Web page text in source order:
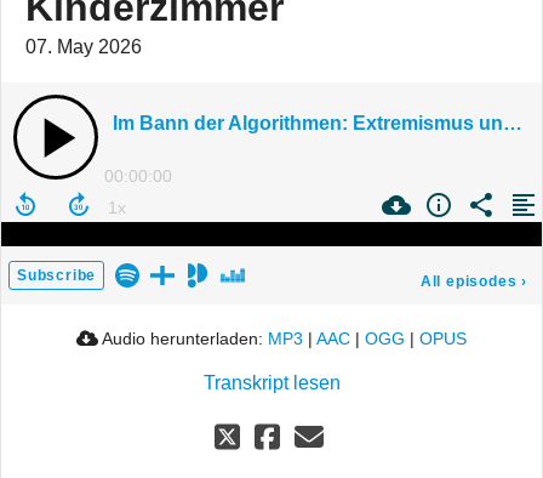
07. May 2026
Im Bann der Algorithmen: Extremismus und Radikalisierung im Kinderzimmer
00:00:00
Subscribe All episodes ›
Audio herunterladen: MP3 | AAC | OGG | OPUS
Transkript lesen